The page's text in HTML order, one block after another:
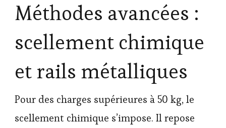
Méthodes avancées :
scellement chimique
et rails métalliques
Pour des charges supérieures à 50 kg, le
scellement chimique s’impose. Il repose